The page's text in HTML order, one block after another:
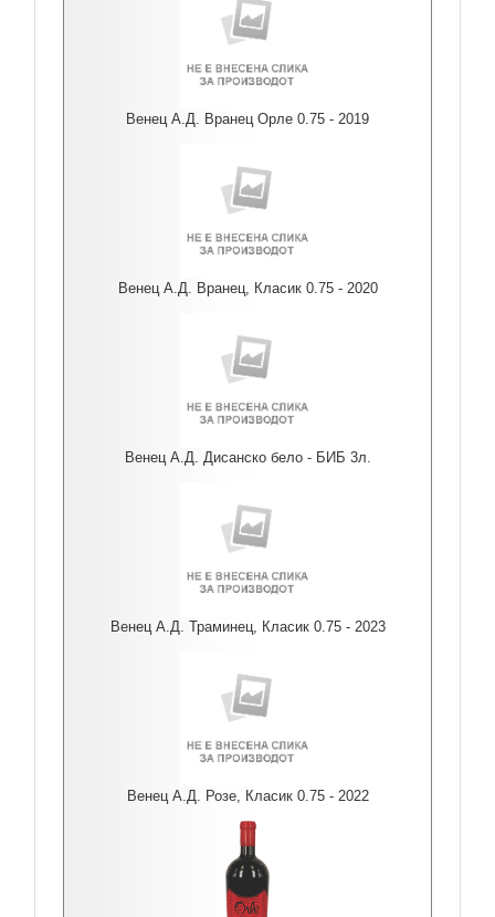
Венец А.Д. Вранец Орле 0.75 - 2019
Венец А.Д. Вранец, Класик 0.75 - 2020
Венец А.Д. Дисанско бело - БИБ 3л.
Венец А.Д. Траминец, Класик 0.75 - 2023
Венец А.Д. Розе, Класик 0.75 - 2022